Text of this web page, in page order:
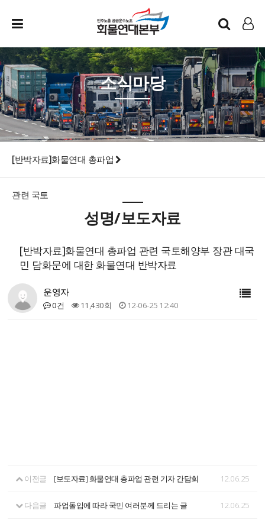
인트라넷
LOG IN
소식마당
[반박자료]화물연대 총파업
관련 국토
성명/보도자료
[반박자료]화물연대 총파업 관련 국토해양부 장관 대국
민 담화문에 대한 화물연대 반박자료
운영자
0건 11,430회 12-06-25 12:40
이전글 [보도자료] 화물연대 총파업 관련 기자 간담회 12.06.25
다음글 파업돌입에 따라 국민 여러분께 드리는 글 12.06.25